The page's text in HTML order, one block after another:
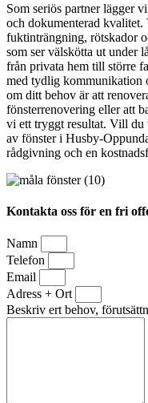
Som seriös partner lägger
och dokumenterad
fuktinträngning, rötskador
som ser välskötta ut under
från privata hem till större
med tydlig kommunikation
om ditt behov är att
fönsterrenovering eller att
vi ett tryggt resultat. Vill du
av fönster i Husby-
rådgivning och en
Kontakta oss för en fri
Namn
Telefon
Email
Adress + Ort
Beskriv ert behov,